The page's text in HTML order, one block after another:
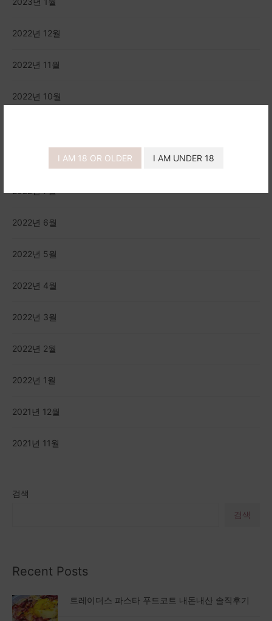
I AM 18 OR OLDER I AM UNDER 18
검색
검색
Recent Posts
트레이더스 파스타 푸드코트 내돈내산 솔직후기
2022년 12월
2022년 11월
2022년 10월
2022년 7월
2022년 6월
2022년 5월
2022년 4월
2022년 3월
2022년 2월
2022년 1월
2021년 12월
2021년 11월